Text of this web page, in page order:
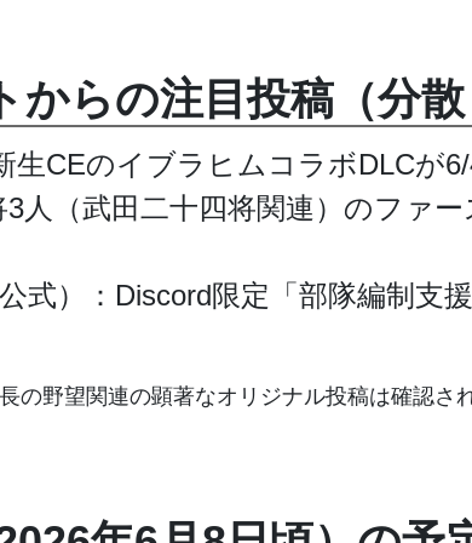
からの注目投稿（分
生CEのイブラヒムコラボDLCが
3人（武田二十四将関連）のファ
公式）：Discord限定「部隊編制
の野望関連の顕著なオリジナル投稿は確認さ